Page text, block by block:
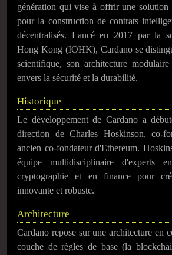
génération qui vise à offrir une solution
pour la construction de contrats
décentralisés. Lancé en 2017 par la
Hong Kong (IOHK), Cardano se
scientifique, son architecture
envers la sécurité et la durabilité.
Historique
Le développement de Cardano a
direction de Charles Hoskinson, co-
ancien co-fondateur d'Ethereum.
équipe multidisciplinaire d'experts
cryptographie et en finance pour
innovante et robuste.
Architecture
Cardano repose sur une architecture en
couche de règles de base (la